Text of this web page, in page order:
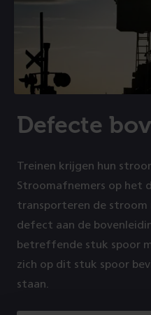
Defecte
Treinen krijgen hun
Stroomafnemers op het
transporteren de stroom
defect aan de
betreffende stuk spoor
zich op dit stuk spoor
staan.